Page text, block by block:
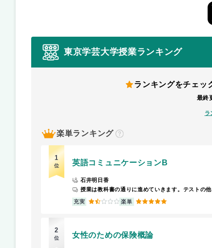
東京学芸大学授業ランキング
ランキングをチェッ
最終
ラ
楽単ランキング
？
1
位 英語コミュニケーションB
石井明日香
充実 1.5 楽単 5
2
位 女性のための保険概論